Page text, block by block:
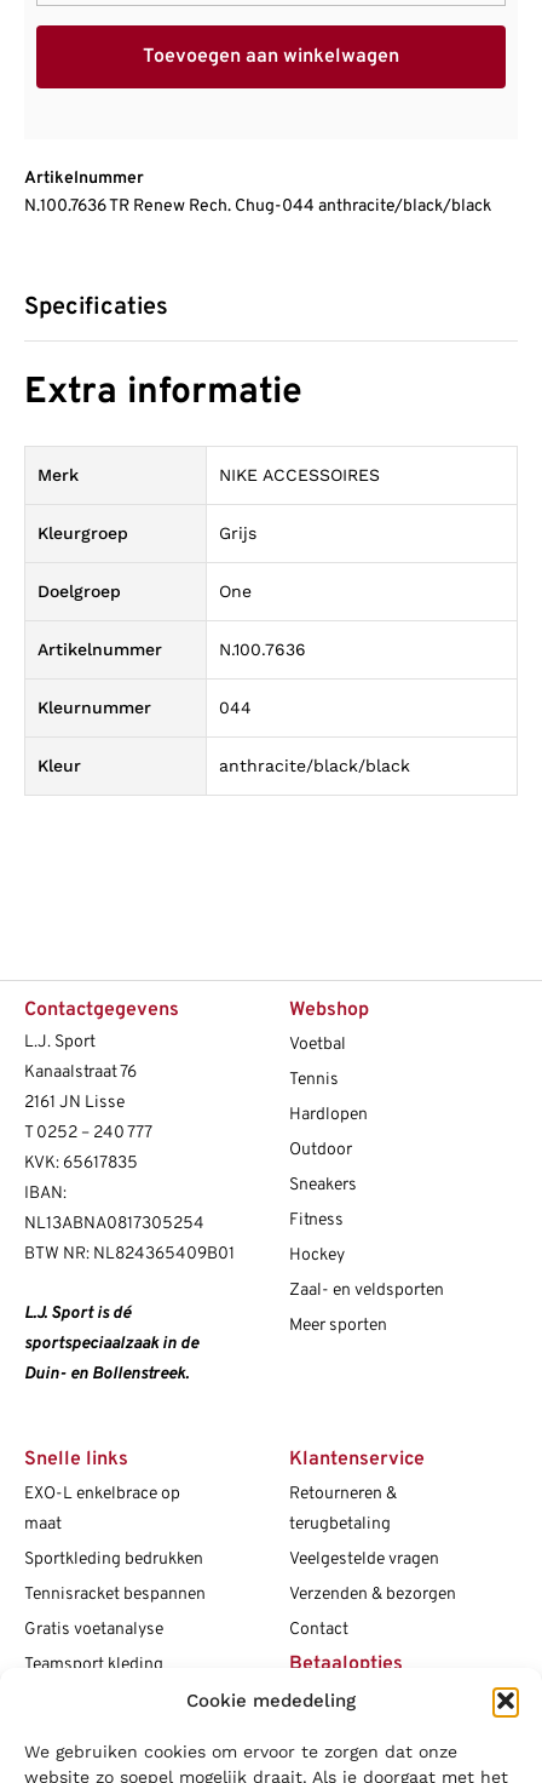
Cookie mededeling
We gebruiken cookies om ervoor te zorgen dat onze
website zo soepel mogelijk draait. Als je doorgaat met het
Toevoegen aan winkelwagen
Artikelnummer
N.100.7636 TR Renew Rech. Chug-044 anthracite/black/black
Specificaties
Extra informatie
Merk NIKE ACCESSOIRES
Kleurgroep Grijs
Doelgroep One
Artikelnummer N.100.7636
Kleurnummer 044
Kleur anthracite/black/black
Contactgegevens
L.J. Sport
Kanaalstraat 76
2161 JN Lisse
T 0252 – 240 777
KVK: 65617835
IBAN:
NL13ABNA0817305254
BTW NR: NL824365409B01
L.J. Sport is dé
sportspeciaalzaak in de
Duin- en Bollenstreek.
Webshop
Voetbal
Tennis
Hardlopen
Outdoor
Sneakers
Fitness
Hockey
Zaal- en veldsporten
Meer sporten
Snelle links
EXO-L enkelbrace op
maat
Sportkleding bedrukken
Tennisracket bespannen
Gratis voetanalyse
Teamsport kleding
Vacatures
Klantenservice
Retourneren &
terugbetaling
Veelgestelde vragen
Verzenden & bezorgen
Contact
Betaalopties
Social media